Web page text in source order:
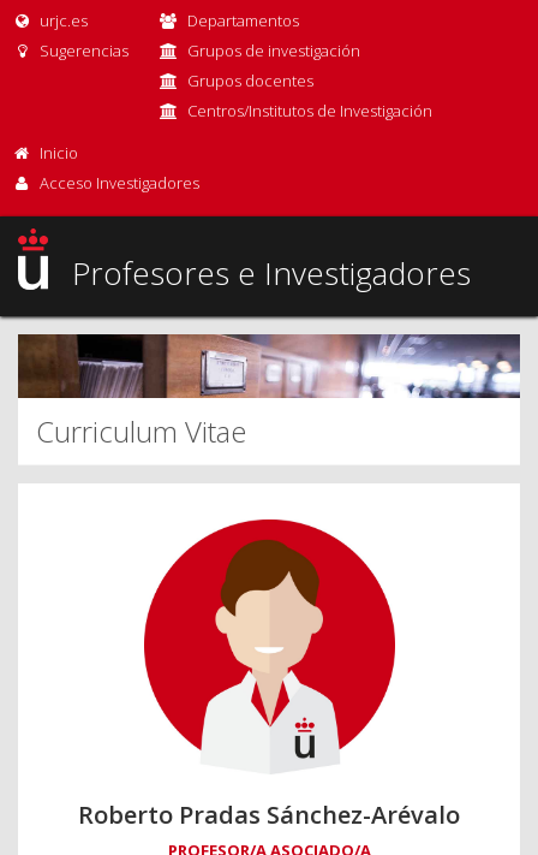
urjc.es
Sugerencias
Departamentos
Grupos de investigación
Grupos docentes
Centros/Institutos de Investigación
Inicio
Acceso Investigadores
Profesores e Investigadores
Curriculum Vitae
Roberto Pradas Sánchez-Arévalo
PROFESOR/A ASOCIADO/A